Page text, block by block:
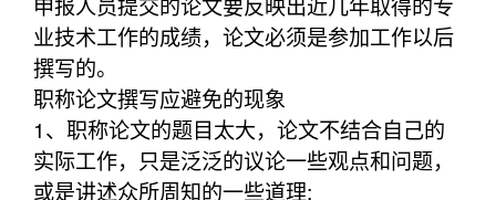
业技术工作的成绩，论文必须是参加工作以后
撰写的。
职称论文撰写应避免的现象
1、职称论文的题目太大，论文不结合自己的
实际工作，只是泛泛的议论一些观点和问题，
或是讲述众所周知的一些道理;